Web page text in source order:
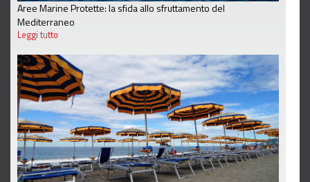
Aree Marine Protette: la sfida allo sfruttamento del
Mediterraneo
Leggi tutto